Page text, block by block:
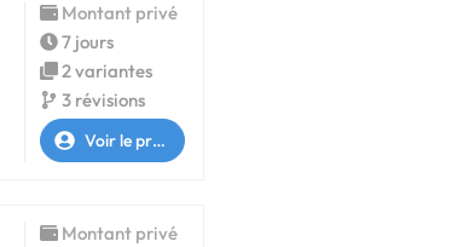
Montant privé
7 jours
2 variantes
3 révisions
Voir le profil
Montant privé